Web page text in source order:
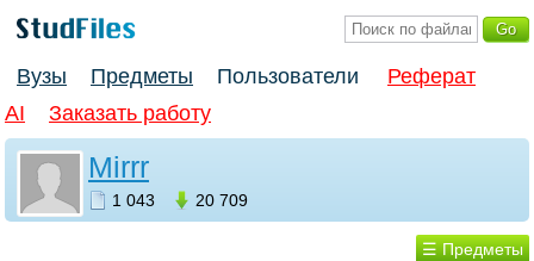
Вузы Предметы Пользователи
Реферат
AI
Заказать работу
Mirrr
1 043 20 709
☰ Предметы